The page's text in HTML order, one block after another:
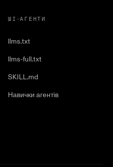
ШІ-АГЕНТИ
llms.txt
llms-full.txt
SKILL.md
Навички агентів